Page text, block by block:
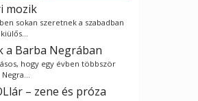
mozik
sokan szeretnek a szabadban
a Barba Negrában
hogy egy évben többször
Negra…
– zene és próza